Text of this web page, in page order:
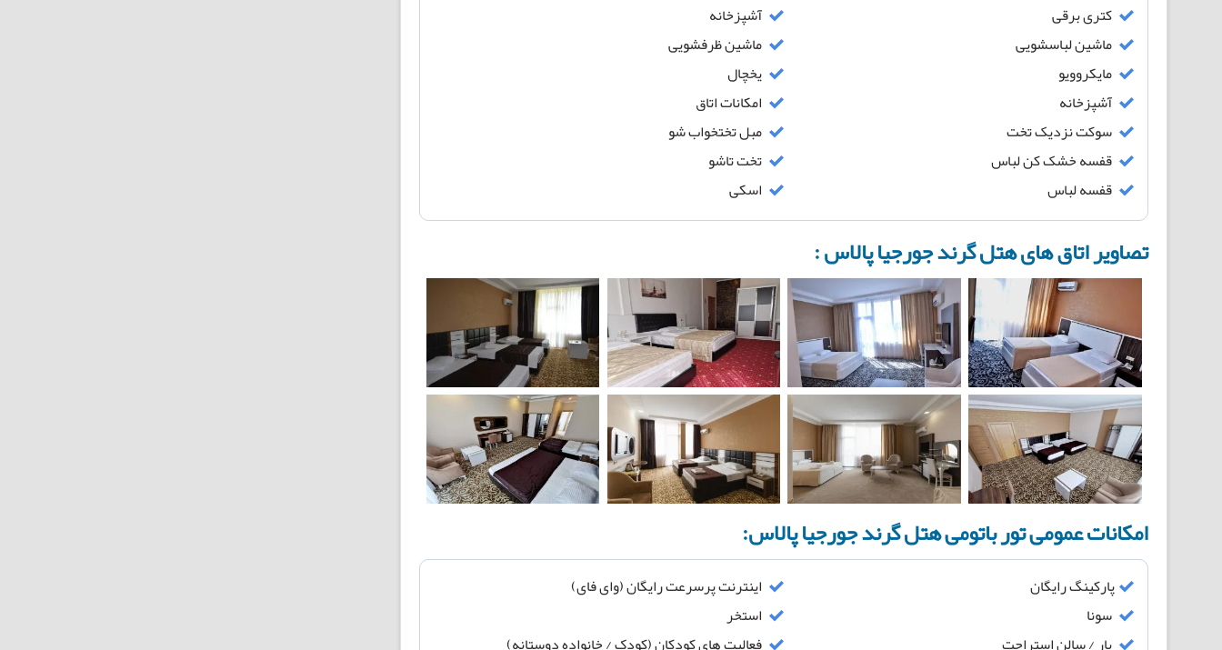
کتری برقی
آشپزخانه
ماشین لباسشویی
ماشین ظرفشویی
مایکروویو
یخچال
آشپزخانه
امکانات اتاق
سوکت نزدیک تخت
مبل تختخواب شو
قفسه خشک کن لباس
تخت تاشو
قفسه لباس
اسکی
تصاویر اتاق های هتل گرند جورجیا پالاس :
امکانات عمومی تور باتومی هتل گرند جورجیا پالاس:
پارکینگ رایگان
اینترنت پرسرعت رایگان (وای فای)
سونا
استخر